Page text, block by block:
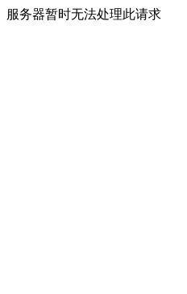
服务器暂时无法处理此请求